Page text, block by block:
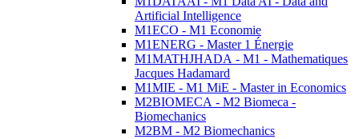
Artificial Intelligence
M1ECO - M1 Economie
M1ENERG - Master 1 Énergie
M1MATHJHADA - M1 - Mathematiques
Jacques Hadamard
M1MIE - M1 MiE - Master in Economics
M2BIOMECA - M2 Biomeca -
Biomechanics
M2BM - M2 Biomechanics